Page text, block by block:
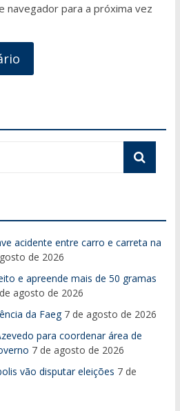
navegador para a próxima vez
acidente entre carro e carreta na
de 2026
e apreende mais de 50 gramas
agosto de 2026
da Faeg 7 de agosto de 2026
para coordenar área de
7 de agosto de 2026
vão disputar eleições 7 de